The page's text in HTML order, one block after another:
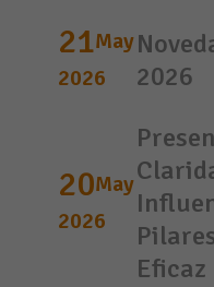
21May
2026
2026
20May
2026
Eficaz